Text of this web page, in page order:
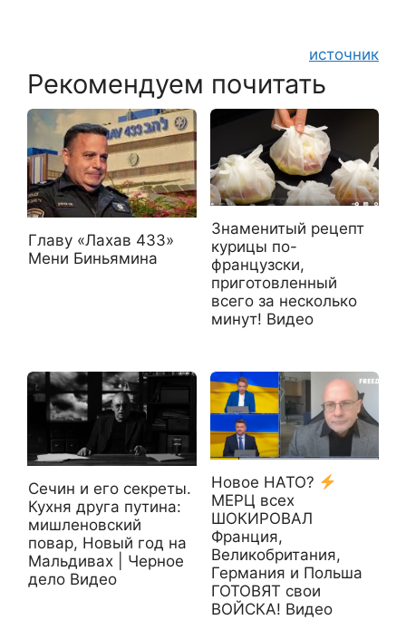
источник
Рекомендуем почитать
Главу «Лахав 433»
Мени Биньямина
Знаменитый рецепт
курицы по-
французски,
приготовленный
всего за несколько
минут! Видео
Сечин и его секреты.
Кухня друга путина:
мишленовский
повар, Новый год на
Мальдивах | Черное
дело Видео
Новое НАТО?
МЕРЦ всех
ШОКИРОВАЛ
Франция,
Великобритания,
Германия и Польша
ГОТОВЯТ свои
ВОЙСКА! Видео